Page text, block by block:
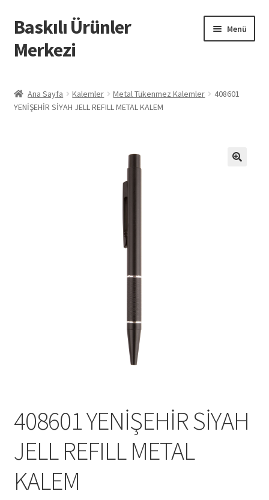
Dolaşıma
geç
İçeriğe
geç
Baskılı Ürünler
Merkezi
Menü
Baskılı Ürünler
Ana Sayfa Kalemler Metal Tükenmez Kalemler
408601
YENİŞEHİR SİYAH JELL REFILL METAL KALEM
408601 YENİŞEHİR SİYAH
JELL REFILL METAL
KALEM